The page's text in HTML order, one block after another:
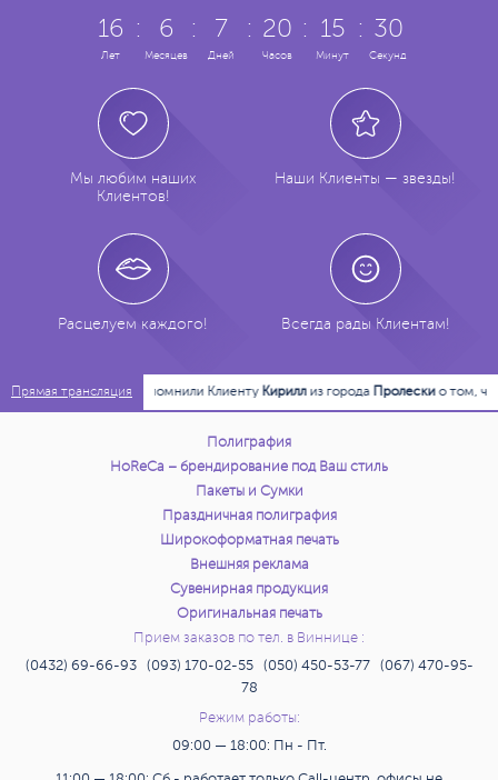
16
Лет
: 6
Месяцев
: 7
Дней
: 20
Часов
: 15
Минут
: 30
Секунд
Мы любим наших
Клиентов!
Наши Клиенты — звезды!
Расцелуем каждого! Всегда рады Клиентам!
Прямая трансляция
19:47:44 Напомнили КлиентуКириллиз городаПролескио том,
Полиграфия
HoReCa – брендирование под Ваш стиль
Пакеты и Сумки
Праздничная полиграфия
Широкоформатная печать
Внешняя реклама
Сувенирная продукция
Оригинальная печать
Прием заказов по тел. в Виннице :
(0432) 69-66-93 (093) 170-02-55 (050) 450-53-77 (067) 470-95-
78
Режим работы:
09:00 — 18:00: Пн - Пт.